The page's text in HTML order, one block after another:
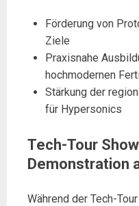
Förderung von
Ziele
Praxisnahe
hochmodernen
Stärkung der
für Hypersonics
Tech-Tour
Demonstration
Während der Tech-